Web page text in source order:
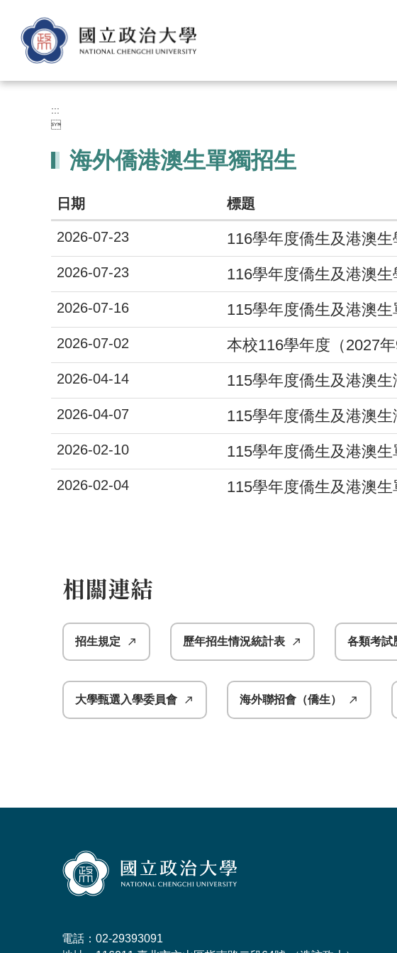
容
:::

海外僑港澳生單獨招生
日期 標題
2026-07-23 116學年度僑生及港澳
2026-07-23 116學年度僑生及港澳
2026-07-16 115學年度僑生及港澳生
2026-07-02 本校116學年度（2027
2026-04-14 115學年度僑生及港澳
2026-04-07 115學年度僑生及港澳
2026-02-10 115學年度僑生及港澳
2026-02-04 115學年度僑生及港澳
相關連結
招生規定 歷年招生情況統計表 各類考試
大學甄選入學委員會 海外聯招會（僑生）
電話：02-29393091